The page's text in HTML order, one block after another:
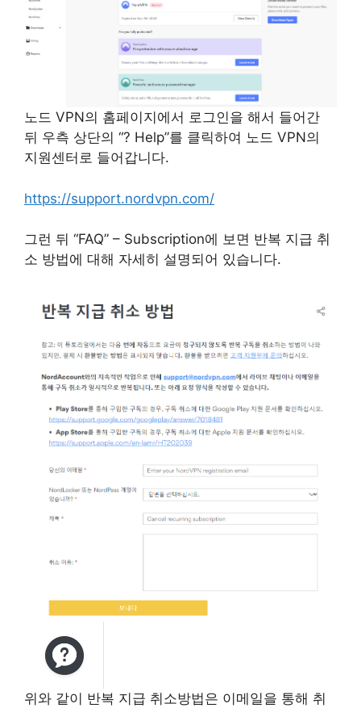
노드 VPN의 홈페이지에서 로그인을 해서 들어간
뒤 우측 상단의 “? Help”를 클릭하여 노드 VPN의
지원센터로 들어갑니다.
https://support.nordvpn.com/
그런 뒤 “FAQ” – Subscription에 보면 반복 지급 취
소 방법에 대해 자세히 설명되어 있습니다.
위와 같이 반복 지급 취소방법은 이메일을 통해 취